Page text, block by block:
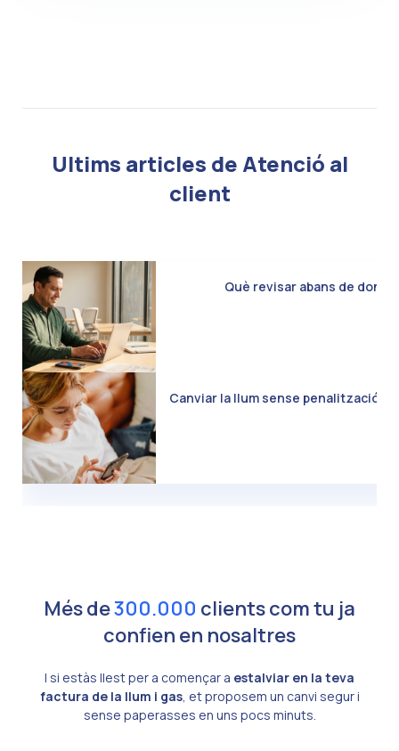
Ultims articles de Atenció al
client
Què revisar abans de
Canviar la llum sense penalització:
Més de300.000 clients com tu ja
confien en nosaltres
I si estàs llest per a començar a estalviar en la teva
factura de la llum i gas, et proposem un canvi segur i
sense paperasses en uns pocs minuts.